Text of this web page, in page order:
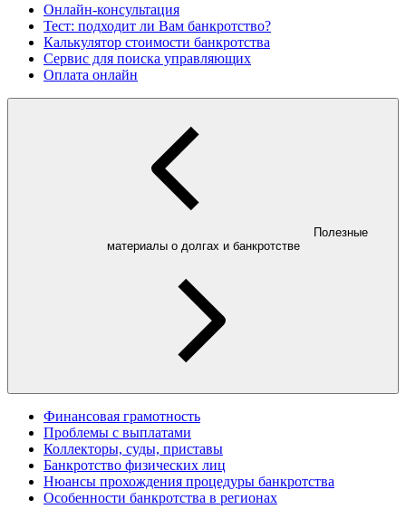
Онлайн-консультация
Тест: подходит ли Вам банкротство?
Калькулятор стоимости банкротства
Сервис для поиска управляющих
Оплата онлайн
Полезные
материалы о долгах и банкротстве
Финансовая грамотность
Проблемы с выплатами
Коллекторы, суды, приставы
Банкротство физических лиц
Нюансы прохождения процедуры банкротства
Особенности банкротства в регионах